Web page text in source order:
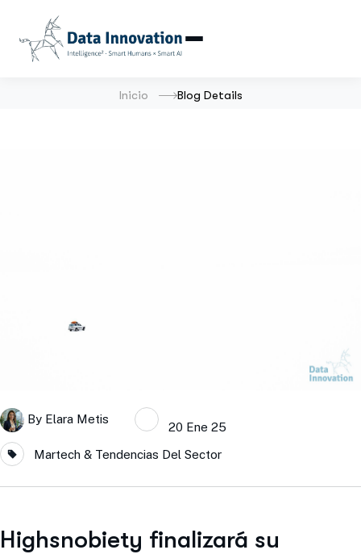
Inicio Blog Details
By Elara Metis
20 Ene 25
Martech & Tendencias Del Sector
Highsnobiety finalizará su